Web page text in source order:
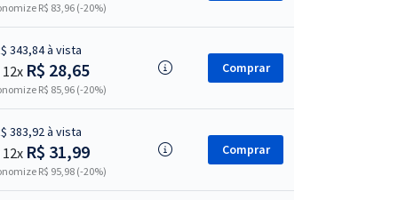
R$ 83,96 (-20%)
343,84 à vista
R$ 28,65
R$ 85,96 (-20%)
Comprar
383,92 à vista
R$ 31,99
R$ 95,98 (-20%)
Comprar